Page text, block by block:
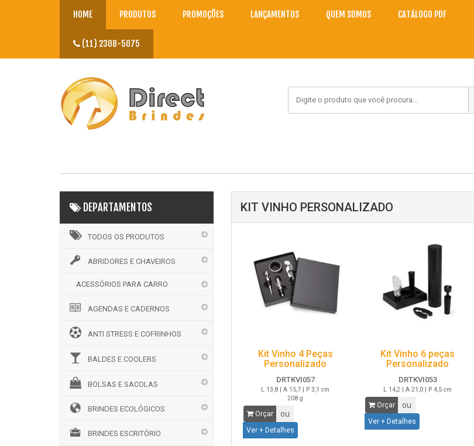
HOME PRODUTOS PROMOÇÕES LANÇAMENTOS QUEM SOMOS CATÁLOGO PDF
(11) 2308-5075
DEPARTAMENTOS
TODOS OS PRODUTOS
ABRIDORES E CHAVEIROS
ACESSÓRIOS PARA CARRO
AGENDAS E CADERNOS
ANTI STRESS E COFRINHOS
BALDES E COOLERS
BOLSAS E SACOLAS
BRINDES ECOLÓGICOS
BRINDES ESCRITÓRIO
KIT VINHO PERSONALIZADO
Kit Vinho 4 Peças
Personalizado
DRTKVI057
L 13,8 | A 15,7 | P 3,1 cm
208 g
Orçar ou
Ver + Detalhes
Kit Vinho 6 peças
Personalizado
DRTKVI053
L 14,2 | A 21,0 | P 4,5 cm
Orçar ou
Ver + Detalhes